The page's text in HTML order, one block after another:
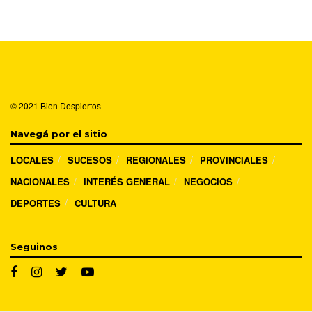
© 2021 Bien Despiertos
Navegá por el sitio
LOCALES SUCESOS REGIONALES
PROVINCIALES
NACIONALES
INTERÉS GENERAL
NEGOCIOS
DEPORTES
CULTURA
Seguinos